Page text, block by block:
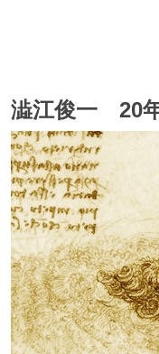
澁江俊一 20